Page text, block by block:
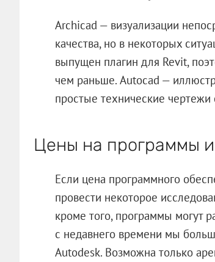
Archicad — визуализации
качества, но в некоторых
выпущен плагин для Revit,
чем раньше. Autocad —
простые технические
Цены на программы
Если цена программного
провести некоторое
кроме того, программы могут
с недавнего времени мы
Autodesk. Возможна только